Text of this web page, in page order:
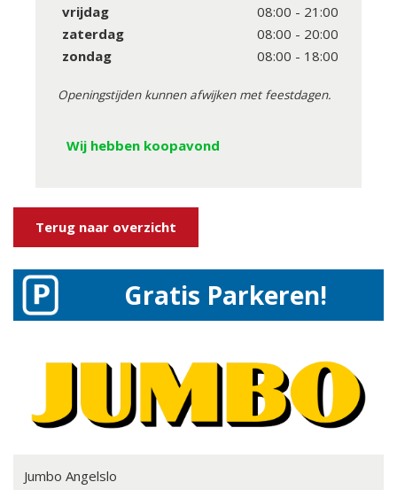
vrijdag
zaterdag
zondag
08:00 - 21:00
08:00 - 20:00
08:00 - 18:00
Openingstijden kunnen afwijken met feestdagen.
Wij hebben koopavond
Terug naar overzicht
Gratis Parkeren!
Jumbo Angelslo